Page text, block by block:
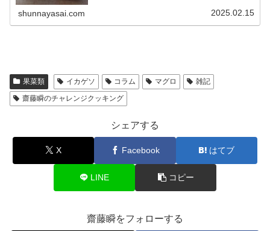
shunnayasai.com 2025.02.15
果菜類 イカゲソ コラム マグロ
雑記
齋藤瞬のチャレンジクッキング
シェアする
X Facebook はてブ
LINE コピー
齋藤瞬をフォローする